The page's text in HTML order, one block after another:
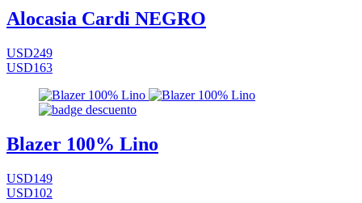
Alocasia Cardi NEGRO
USD249
USD163
Blazer 100% Lino
USD149
USD102